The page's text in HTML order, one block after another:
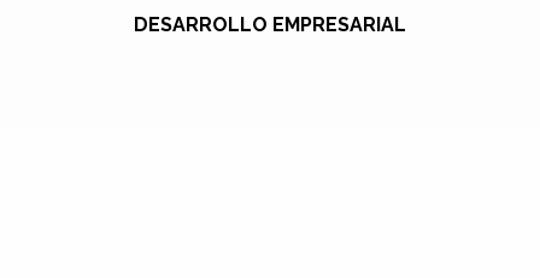
DESARROLLO EMPRESARIAL